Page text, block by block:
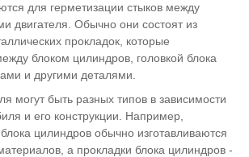
для герметизации стыков между
двигателя. Обычно они состоят из
прокладок, которые
блоком цилиндров, головкой блока
и другими деталями.
могут быть разных типов в зависимости
и его конструкции. Например,
цилиндров обычно изготавливаются
а прокладки блока цилиндров -